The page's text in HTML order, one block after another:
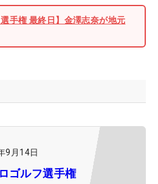
選手権 最終日】金澤志奈が地元
9月14日
ゴルフ選手権